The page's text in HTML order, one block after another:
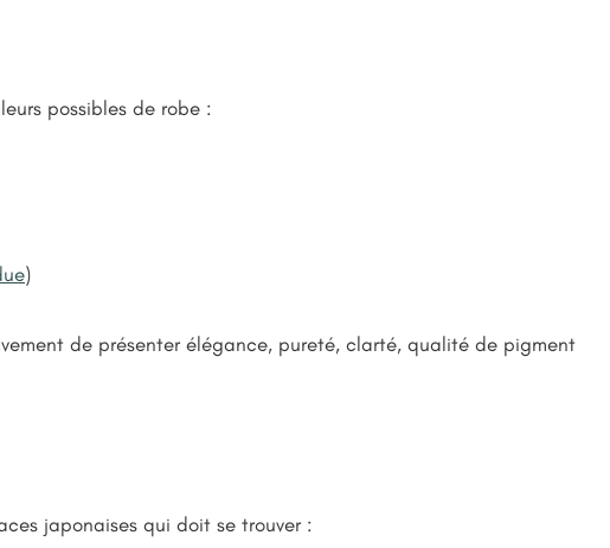
possibles de robe :
)
de présenter élégance, pureté, clarté, qualité de pigment
japonaises qui doit se trouver :